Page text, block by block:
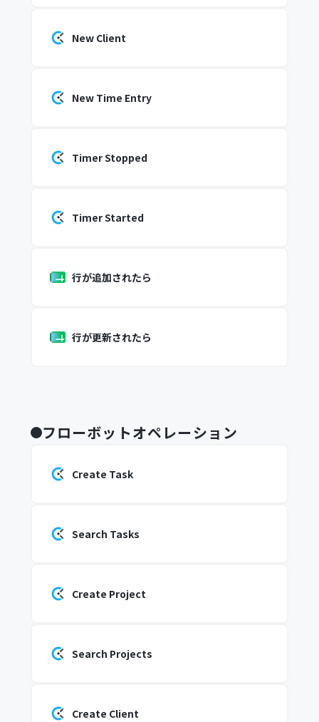
New Client
New Time Entry
Timer Stopped
Timer Started
行が追加されたら
行が更新されたら
フローボットオペレーション
Create Task
Search Tasks
Create Project
Search Projects
Create Client